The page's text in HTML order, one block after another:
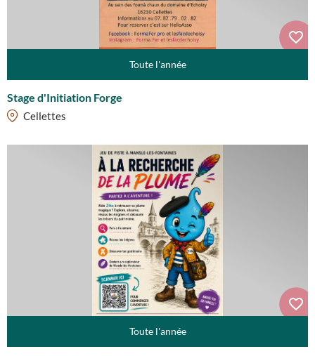
Toute l'année
Stage d'Initiation Forge
Cellettes
Toute l'année